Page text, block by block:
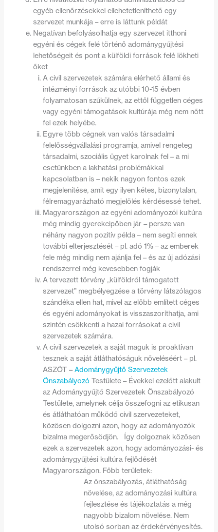
egyéb ellenőrzésekkel ellehetetleníthető egy
szervezet munkája – erre is láttunk példát
Negatívan befolyásolhatja egy szervezet itthoni
egyéni és cégek felé történő adománygyűjtési
lehetőségeit és pont a külföldi források felé lökheti
őket
A civil szervezetek számára elérhető állami és
intézményi források az utóbbi 10-15 évben
folyamatosan szűkülnek, az ettől független céges
vagy egyéni támogatások kultúrája még nem nőtt
fel ezek helyébe.
Egyre több cégnek van valós társadalmi
felelősségvállalási programja, amivel rengeteg
társadalmi, szociális ügyet karolnak fel – a mi
esetünkben a lakhatási problémákkal
kapcsolatban is – nekik nagyon fontos ezek
megjelenítése, amit egy ilyen kétes, bizonytalan,
félremagyarázható megjelölés kérdésessé tehet.
Magyarországon az egyéni adományozói kultúra
még mindig gyerekcipőben jár – persze van
néhány nagyon pozitív példa – nem segíti ennek
további elterjesztését – pl. adó 1% – az emberek
fele még mindig nem ajánlja fel – és az új adózási
rendszerrel még kevesebben fogják
A tervezett törvény „külföldről támogatott
szervezet” megbélyegzése a törvény látszólagos
szándéka ellen hat, mivel az előbb említett céges
és egyéni adományokat is visszaszoríthatja, ami
szintén csökkenti a hazai forrásokat a civil
szervezetek számára.
A civil szervezetek a saját maguk is proaktívan
tesznek a saját átláthatóságuk növeléséért – pl.
ASZÖT –Adománygyűjtő Szervezetek
Önszabályozó Testülete – Évekkel ezelőtt alakult
az Adománygyűjtő Szervezetek Önszabályozó
Testülete, amelynek célja összefogni az etikusan
és átláthatóan működő civil szervezeteket,
közösen dolgozni azon, hogy az adományozók
bizalma megerősödjön. Így dolgoznak közösen
ezek a szervezetek azon, hogy adományozási- és
adománygyűjtési kultúra fejlődését
Magyarországon. Főbb területek:
Az önszabályozás, átláthatóság
növelése, az adományozási kultúra
fejlesztése és tájékoztatás a még
nagyobb bizalom növelése. Nem
utolsó sorban az érdekérvényesítés.